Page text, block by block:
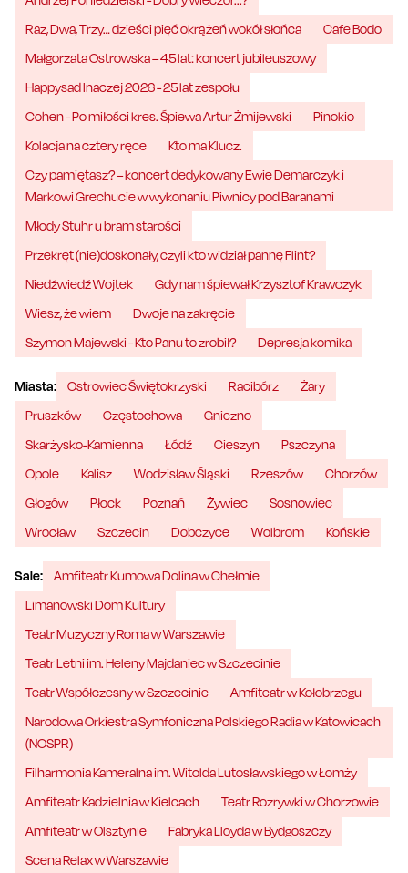
Raz, Dwa, Trzy… dzieści pięć okrążeń wokół słońca
Cafe Bodo
Małgorzata Ostrowska – 45 lat: koncert jubileuszowy
Happysad Inaczej 2026 - 25 lat zespołu
Cohen - Po miłości kres. Śpiewa Artur Żmijewski
Pinokio
Kolacja na cztery ręce
Kto ma Klucz.
Czy pamiętasz? – koncert dedykowany Ewie Demarczyk i
Markowi Grechucie w wykonaniu Piwnicy pod Baranami
Młody Stuhr u bram starości
Przekręt (nie)doskonały, czyli kto widział pannę Flint?
Niedźwiedź Wojtek
Gdy nam śpiewał Krzysztof Krawczyk
Wiesz, że wiem
Dwoje na zakręcie
Szymon Majewski - Kto Panu to zrobił?
Depresja komika
Miasta: Ostrowiec Świętokrzyski Racibórz
Żary
Pruszków
Częstochowa
Gniezno
Skarżysko-Kamienna
Łódź Cieszyn
Pszczyna
Opole
Kalisz Wodzisław Śląski Rzeszów
Chorzów
Głogów
Płock Poznań Żywiec
Sosnowiec
Wrocław
Szczecin Dobczyce Wolbrom Końskie
Sale:
Amfiteatr Kumowa Dolina w Chełmie
Limanowski Dom Kultury
Teatr Muzyczny Roma w Warszawie
Teatr Letni im. Heleny Majdaniec w Szczecinie
Teatr Współczesny w Szczecinie
Amfiteatr w Kołobrzegu
Narodowa Orkiestra Symfoniczna Polskiego Radia w Katowicach
(NOSPR)
Filharmonia Kameralna im. Witolda Lutosławskiego w Łomży
Amfiteatr Kadzielnia w Kielcach
Teatr Rozrywki w Chorzowie
Amfiteatr w Olsztynie
Fabryka Lloyda w Bydgoszczy
Scena Relax w Warszawie